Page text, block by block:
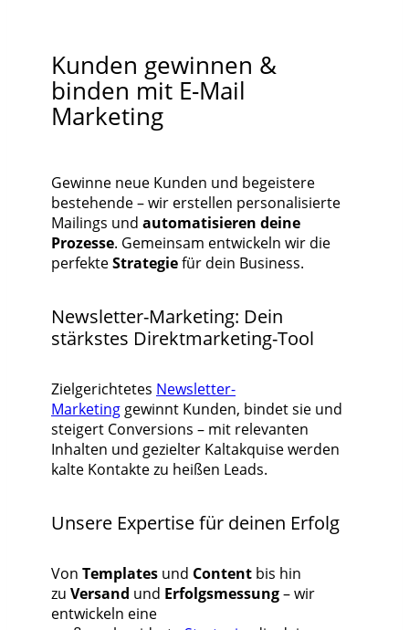
Kunden gewinnen &
binden mit E-Mail
Marketing
Gewinne neue Kunden und begeistere
bestehende – wir erstellen personalisierte
Mailings und automatisieren deine
Prozesse. Gemeinsam entwickeln wir die
perfekteStrategiefür dein Business.
Newsletter-Marketing: Dein
stärkstes Direktmarketing-Tool
Zielgerichtetes Newsletter-
Marketing gewinnt Kunden, bindet sie und
steigert Conversions – mit relevanten
Inhalten und gezielter Kaltakquise werden
kalte Kontakte zu heißen Leads.
Unsere Expertise für deinen Erfolg
Von Templates und Content bis hin
zu Versand und Erfolgsmessung– wir
entwickeln eine